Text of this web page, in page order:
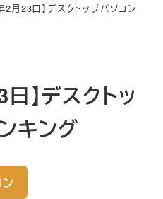
2月23日】デスクトップパソコン
】デスクトッ
キング